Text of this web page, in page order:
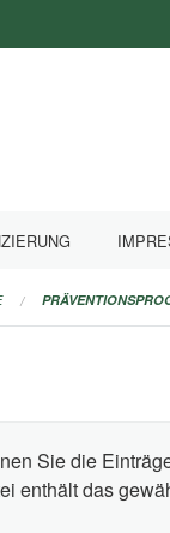
Sie die
enthält das